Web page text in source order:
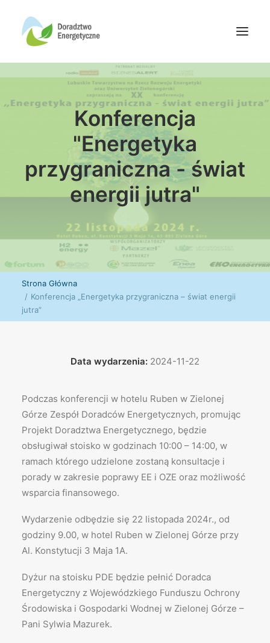
Oferta doradców
Oferta finansowania
Wiedza
Wyszukiwanie
Konferencja
"Energetyka
przygraniczna - świat
energii jutra"
Strona Główna
Konferencja „Energetyka przygraniczna – świat energii
jutra”
Data wydarzenia: 2024-11-22
Podczas konferencji w hotelu Ruben w Zielonej
Górze Zespół Doradców Energetycznych, promując
Projekt Doradztwa Energetycznego, będzie
obsługiwał stoisko w godzinach 10:00 – 14:00, w
ramach którego udzielone zostaną konsultacje i
porady w zakresie poprawy EE i OZE oraz możliwość
wsparcia finansowego.
Wydarzenie odbędzie się 22 listopada 2024r., od
godziny 9.00, w hotel Ruben w Zielonej Górze przy
Al. Konstytucji 3 Maja 1A.
Dyżur na stoisku PDE będzie pełnić Doradca
Energetyczny z Wojewódzkiego Funduszu Ochrony
Środowiska i Gospodarki Wodnej w Zielonej Górze –
Pani Sylwia Mazurek.